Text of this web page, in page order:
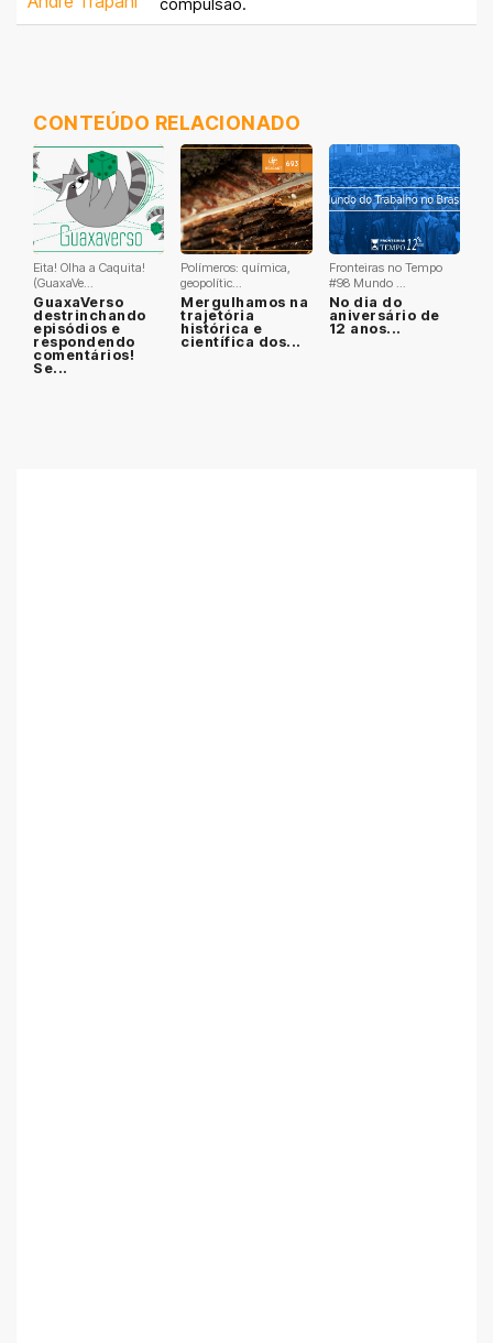
CONTEÚDO RELACIONADO
Eita! Olha a Caquita!
(GuaxaVe...
GuaxaVerso
destrinchando
episódios e
respondendo
comentários!
Se...
Polímeros: química,
geopolític...
Mergulhamos na
trajetória
histórica e
científica dos...
Fronteiras no Tempo
#98 Mundo ...
No dia do
aniversário de
12 anos...